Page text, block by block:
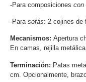
-Para composiciones con
-Para sofás: 2 cojines de
Mecanismos: Apertura
En camas, rejilla
Terminación: Patas
cm. Opcionalmente,